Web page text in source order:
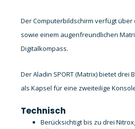
Der Computerbildschirm verfügt
sowie einem augenfreundlichen
Digitalkompass.
Der Aladin SPORT (Matrix) bietet
als Kapsel für eine zweiteilige
Technisch
Berücksichtigt bis zu drei